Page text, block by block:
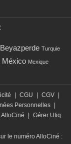
Beyazperde Turquie
México Mexique
CGU CGV
Personnelles
AlloCiné
Gérer Utiq
le numéro AlloCiné :